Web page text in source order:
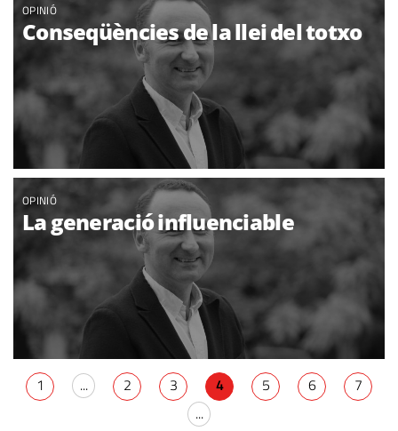
OPINIÓ
Conseqüències de la llei del totxo
OPINIÓ
La generació influenciable
1 ... 2 3 4 5 6
7
...